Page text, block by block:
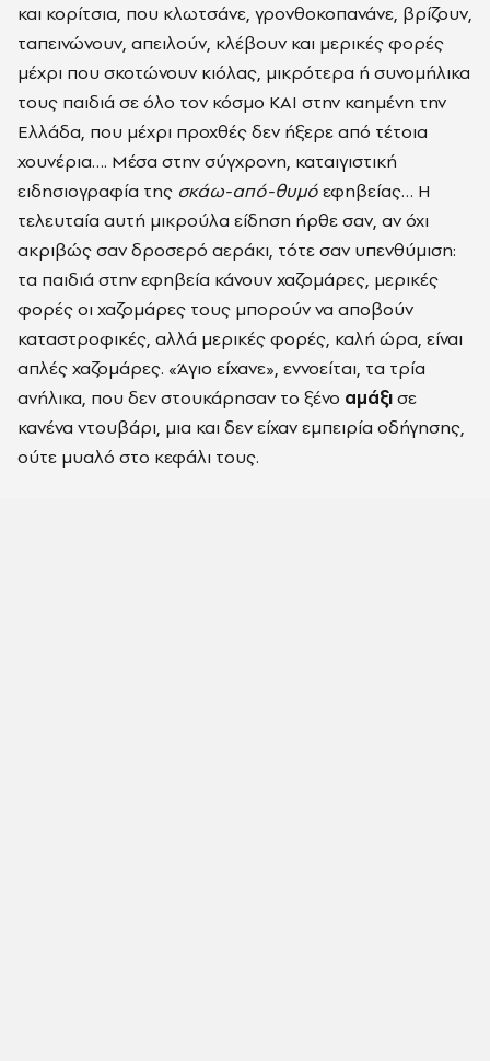
και κορίτσια, που κλωτσάνε, γρονθοκοπανάνε, βρίζουν,
ταπεινώνουν, απειλούν, κλέβουν και μερικές φορές
μέχρι που σκοτώνουν κιόλας, μικρότερα ή συνομήλικα
τους παιδιά σε όλο τον κόσμο ΚΑΙ στην καημένη την
Ελλάδα, που μέχρι προχθές δεν ήξερε από τέτοια
χουνέρια…. Μέσα στην σύγχρονη, καταιγιστική
ειδησιογραφία της σκάω-από-θυμόεφηβείας… Η
τελευταία αυτή μικρούλα είδηση ήρθε σαν, αν όχι
ακριβώς σαν δροσερό αεράκι, τότε σαν υπενθύμιση:
τα παιδιά στην εφηβεία κάνουν χαζομάρες, μερικές
φορές οι χαζομάρες τους μπορούν να αποβούν
καταστροφικές, αλλά μερικές φορές, καλή ώρα, είναι
απλές χαζομάρες. «Άγιο είχανε», εννοείται, τα τρία
ανήλικα, που δεν στουκάρησαν το ξένο αμάξισε
κανένα ντουβάρι, μια και δεν είχαν εμπειρία οδήγησης,
ούτε μυαλό στο κεφάλι τους.